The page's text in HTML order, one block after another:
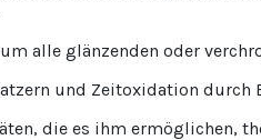
alle glänzenden oder
und Zeitoxidation
die es ihm ermöglichen,